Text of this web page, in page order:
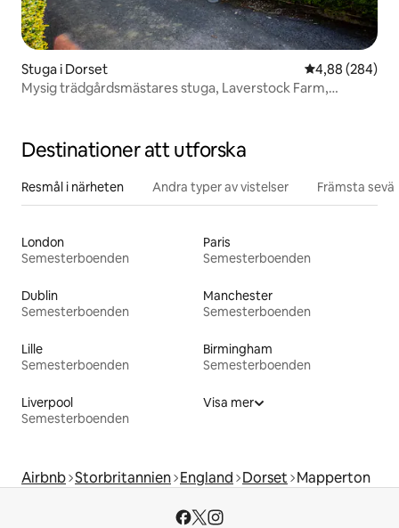
Stuga i Dorset 4,88 av 5 i
4,88 (284)
Mysig trädgårdsmästares stuga, Laverstock Farm,
Destinationer att utforska
Resmål i närheten Andra typer av vistelser Främsta
London
Semesterboenden
Paris
Semesterboenden
Dublin
Semesterboenden
Manchester
Semesterboenden
Lille
Semesterboenden
Birmingham
Semesterboenden
Liverpool
Semesterboenden
Visa mer
Airbnb Storbritannien England Dorset Mapperton